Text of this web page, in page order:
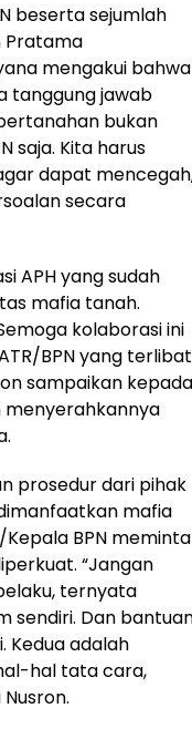
beserta sejumlah
Pratama
mengakui bahwa
tanggung jawab
bukan
saja. Kita harus
dapat
secara
APH yang sudah
mafia tanah.
kolaborasi ini
BPN yang terlibat
sampaikan kepada
menyerahkannya
prosedur dari pihak
mafia
BPN meminta
“Jangan
ternyata
sendiri. Dan
Kedua adalah
hal tata cara,